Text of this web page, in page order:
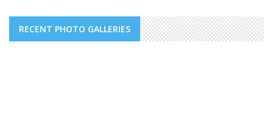
RECENT PHOTO GALLERIES